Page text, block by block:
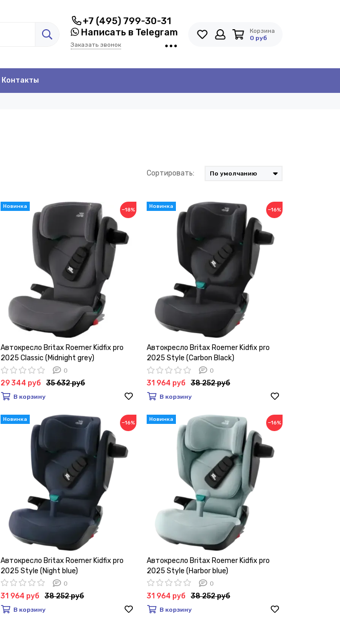
+7 (495) 799-30-31
Написать в Telegram
Заказать звонок
Корзина
0 руб
Контакты
Сортировать:
−18%
Автокресло Britax Roemer Kidfix pro
2025 Classic (Midnight grey)
0
29 344 руб 35 632 руб
В корзину
−16%
Автокресло Britax Roemer Kidfix pro
2025 Style (Carbon Black)
0
31 964 руб 38 252 руб
В корзину
−16%
Автокресло Britax Roemer Kidfix pro
2025 Style (Night blue)
0
31 964 руб 38 252 руб
В корзину
−16%
Автокресло Britax Roemer Kidfix pro
2025 Style (Harbor blue)
0
31 964 руб 38 252 руб
В корзину